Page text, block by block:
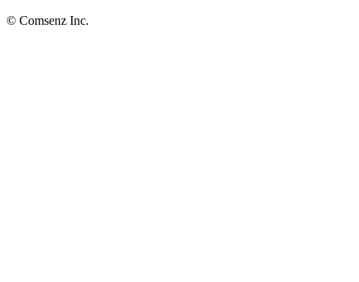
© Comsenz Inc.